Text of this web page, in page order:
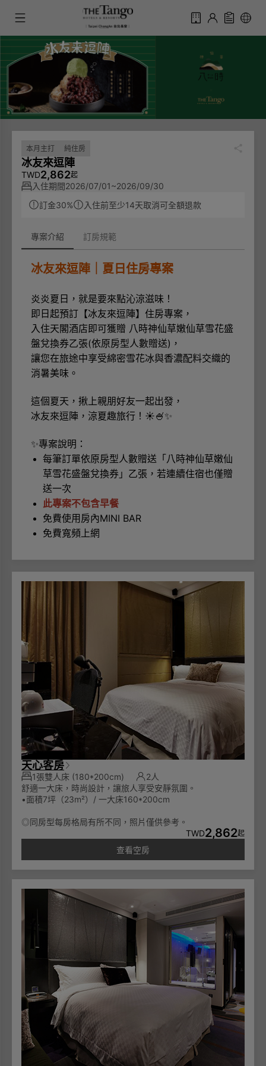
本月主打 純住房
冰友來逗陣
TWD2,862起
入住期間2026/07/01~2026/09/30
訂金30%
入住前至少14天取消可全額退款
專案介紹
冰友來逗陣｜夏日住房專案
炎炎夏日，就是要來點沁涼滋味！
即日起預訂【冰友來逗陣】住房專案，
入住天閣酒店即可獲贈 八時神仙草嫩仙草雪花盛
盤兌換券乙張(依原房型人數贈送)，
讓您在旅途中享受綿密雪花冰與香濃配料交織的
消暑美味。
這個夏天，揪上親朋好友一起出發，
冰友來逗陣，涼夏趣旅行！☀️🍧✨
✨專案說明：
每筆訂單依原房型人數贈送「八時神仙草嫩仙
草雪花盛盤兌換券」乙張，若連續住宿也僅贈
送一次
此專案不包含早餐
免費使用房內MINI BAR
免費寬頻上網
訂房規範
天心客房
1張雙人床 (180*200cm)
2人
舒適一大床，時尚設計，讓旅人享受安靜氛圍。
•面積7坪（23m²）/ 一大床160*200cm
◎同房型每房格局有所不同，照片僅供參考。
TWD2,862起
查看空房